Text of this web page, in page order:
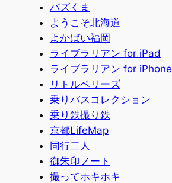
パズくま
ようこそ北海道
よかばい福岡
ライブラリアン for iPad
ライブラリアン for iPhone
リトルベリーズ
乗りバスコレクション
乗り鉄撮り鉄
京都LifeMap
同行二人
御朱印ノート
撮ってホキホキ